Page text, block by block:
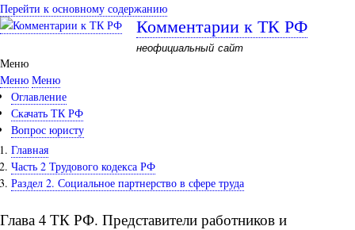
Перейти к основному содержанию
Комментарии к ТК РФ
неофициальный сайт
Меню
Меню Меню
Оглавление
Скачать ТК РФ
Вопрос юристу
Главная
Часть 2 Трудового кодекса РФ
Раздел 2. Социальное партнерство в сфере труда
Глава 4 ТК РФ. Представители работников и